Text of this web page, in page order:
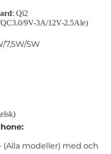
: Qi2
9V-3A/12V-2.5Ale)
7,5W/5W
- (Alla modeller) med och